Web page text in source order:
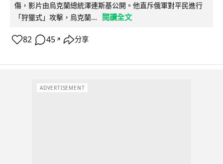
傷，影片由烏克蘭總統澤連斯基公開。他直斥俄軍對平民進行
「狩獵式」攻擊，烏克蘭...
閱讀全文
82 45 ↗ 分享
ADVERTISEMENT